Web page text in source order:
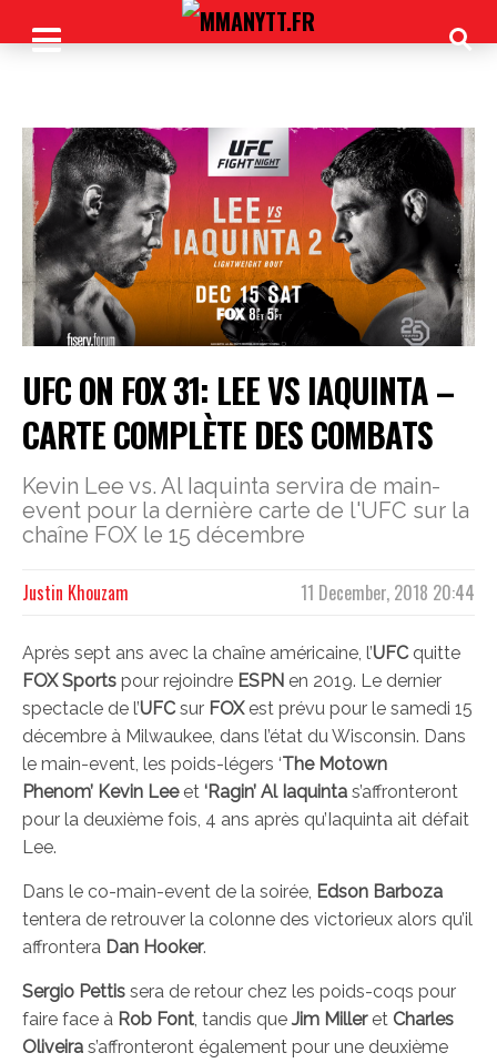
UFC ON FOX 31: LEE VS IAQUINTA –
CARTE COMPLÈTE DES COMBATS
Kevin Lee vs. Al Iaquinta servira de main-
event pour la dernière carte de l'UFC sur la
chaîne FOX le 15 décembre
11 December, 2018 20:44
Justin Khouzam
Après sept ans avec la chaîne américaine, l’UFC quitte
FOX Sports pour rejoindre ESPN en 2019. Le dernier
spectacle de l’UFC sur FOXest prévu pour le samedi 15
décembre à Milwaukee, dans l’état du Wisconsin. Dans
le main-event, les poids-légers ‘The Motown
Phenom’ Kevin Leeet ‘Ragin’ Al Iaquinta s’affronteront
pour la deuxième fois, 4 ans après qu’Iaquinta ait défait
Lee.
Dans le co-main-event de la soirée, Edson Barboza
tentera de retrouver la colonne des victorieux alors qu’il
affrontera Dan Hooker.
Sergio Pettis sera de retour chez les poids-coqs pour
faire face à Rob Font, tandis que Jim Milleret Charles
Oliveira s’affronteront également pour une deuxième